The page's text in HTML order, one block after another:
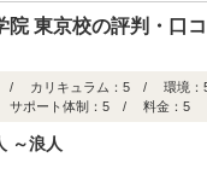
院 東京校の評判・口コ
/ カリキュラム：5 / 環境
サポート体制：5 / 料金：5
～浪人